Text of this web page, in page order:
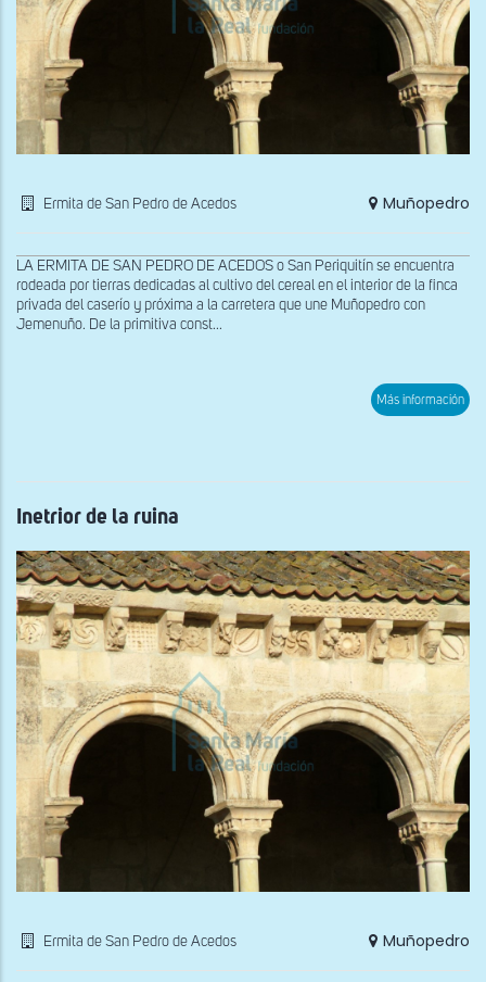
Ermita de San Pedro de Acedos Muñopedro
LA ERMITA DE SAN PEDRO DE ACEDOS o San Periquitín se encuentra
rodeada por tierras dedicadas al cultivo del cereal en el interior de la finca
privada del caserío y próxima a la carretera que une Muñopedro con
Jemenuño. De la primitiva const...
Más información
Inetrior de la ruina
Ermita de San Pedro de Acedos Muñopedro